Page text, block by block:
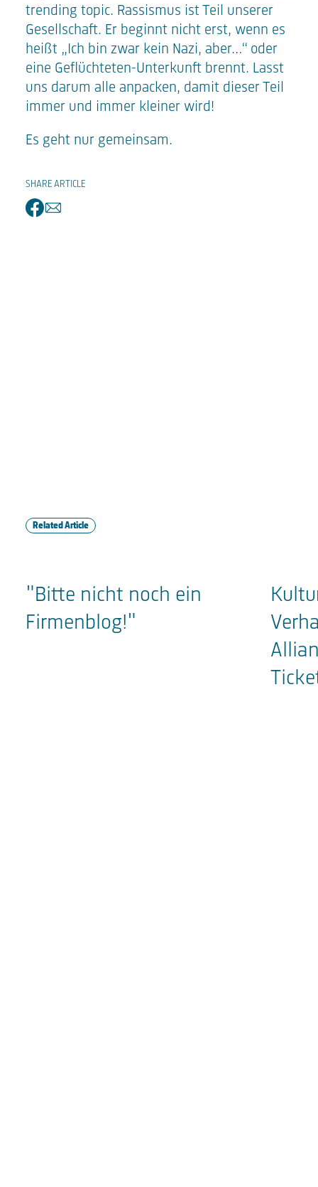
trending topic. Rassismus ist Teil unserer
Gesellschaft. Er beginnt nicht erst, wenn es
heißt „Ich bin zwar kein Nazi, aber…“ oder
eine Geflüchteten-Unterkunft brennt. Lasst
uns darum alle anpacken, damit dieser Teil
immer und immer kleiner wird!
Es geht nur gemeinsam.
SHARE ARTICLE
facebookemail
Related Article
"Bitte nicht noch ein
Firmenblog!"